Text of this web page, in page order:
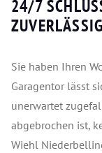
24/7
Sie haben Ihren
Garagentor lässt
unerwartet
abgebrochen ist,
Wiehl